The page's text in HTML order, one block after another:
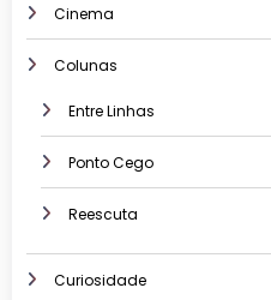
Cinema
Colunas
Entre Linhas
Ponto Cego
Reescuta
Curiosidade